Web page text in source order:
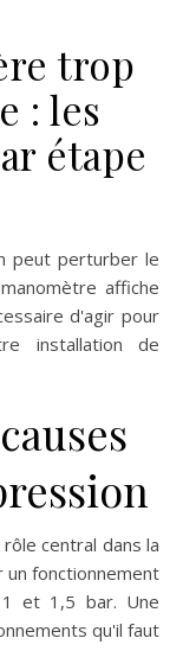
trop
: les
étape
affiche
d'agir pour
installation de
central dans la
un fonctionnement
et 1,5 bar. Une
qu'il faut